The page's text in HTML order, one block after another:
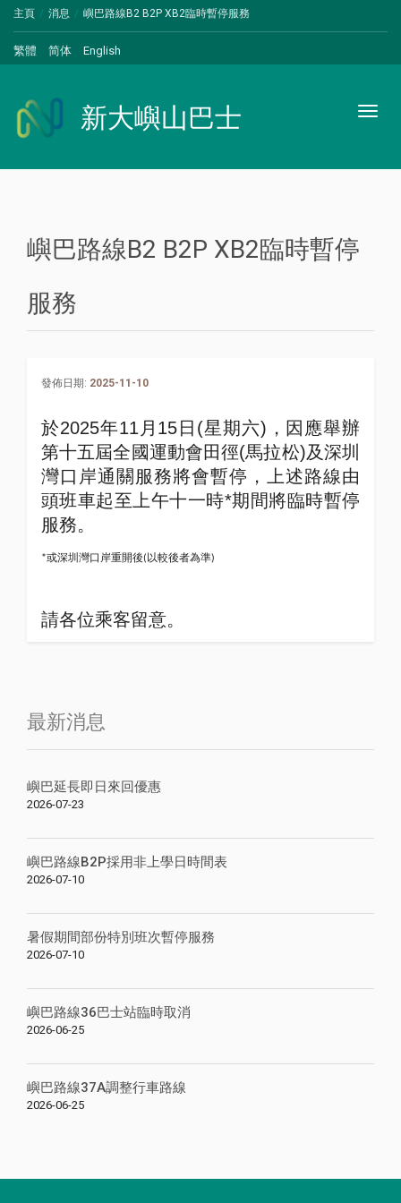
主頁 消息 嶼巴路線B2 B2P XB2臨時暫停服務
繁體 简体 English
新大嶼山巴士
嶼巴路線B2 B2P XB2臨時暫停
服務
發佈日期: 2025-11-10
於2025年11 月 15 日 (星期六) ，因應舉辦
第十五屆全國運動會田徑(馬拉松)及深圳
灣口岸通關服務將會暫停，上述路線由
頭班車起至上午十一時*期間將臨時暫停
服務。
*或深圳灣口岸重開後( 以較後者為準)
請各位乘客留意。
最新消息
嶼巴延長即日來回優惠
2026-07-23
嶼巴路線B2P採用非上學日時間表
2026-07-10
暑假期間部份特別班次暫停服務
2026-07-10
嶼巴路線36巴士站臨時取消
2026-06-25
嶼巴路線37A調整行車路線
2026-06-25